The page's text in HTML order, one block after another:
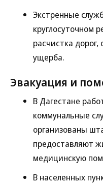
Экстренные
круглосуточном
расчистка
ущерба.
Эвакуация и
В Дагестане
коммунальные
организованы
предоставляют
медицинскую
В населенных